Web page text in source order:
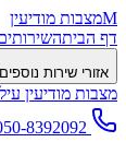
Mמצבות מודיעין
דף הבית
אזורי שירות נוספים
מצבות מודיעין
8392092